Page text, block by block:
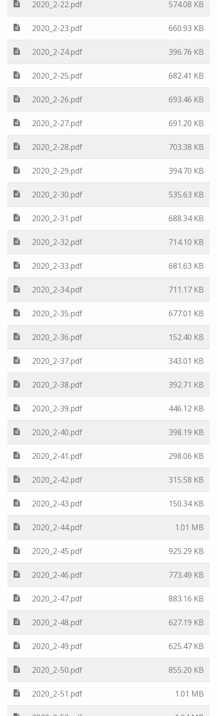
2020_2-22.pdf 574.08 KB
2020_2-23.pdf 660.93 KB
2020_2-24.pdf 396.76 KB
2020_2-25.pdf 682.41 KB
2020_2-26.pdf 693.46 KB
2020_2-27.pdf 691.20 KB
2020_2-28.pdf 703.38 KB
2020_2-29.pdf 394.70 KB
2020_2-30.pdf 535.63 KB
2020_2-31.pdf 688.34 KB
2020_2-32.pdf 714.10 KB
2020_2-33.pdf 681.63 KB
2020_2-34.pdf 711.17 KB
2020_2-35.pdf 677.01 KB
2020_2-36.pdf 152.40 KB
2020_2-37.pdf 343.01 KB
2020_2-38.pdf 392.71 KB
2020_2-39.pdf 446.12 KB
2020_2-40.pdf 398.19 KB
2020_2-41.pdf 298.06 KB
2020_2-42.pdf 315.58 KB
2020_2-43.pdf 150.34 KB
2020_2-44.pdf 1.01 MB
2020_2-45.pdf 925.29 KB
2020_2-46.pdf 773.49 KB
2020_2-47.pdf 883.16 KB
2020_2-48.pdf 627.19 KB
2020_2-49.pdf 625.47 KB
2020_2-50.pdf 855.20 KB
2020_2-51.pdf 1.01 MB